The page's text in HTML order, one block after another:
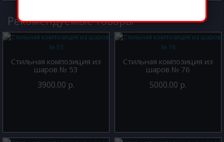
Рекомендуемые товары
Стильная композиция из
шаров № 53
3900.00 р.
Стильная композиция из
шаров № 76
5000.00 р.